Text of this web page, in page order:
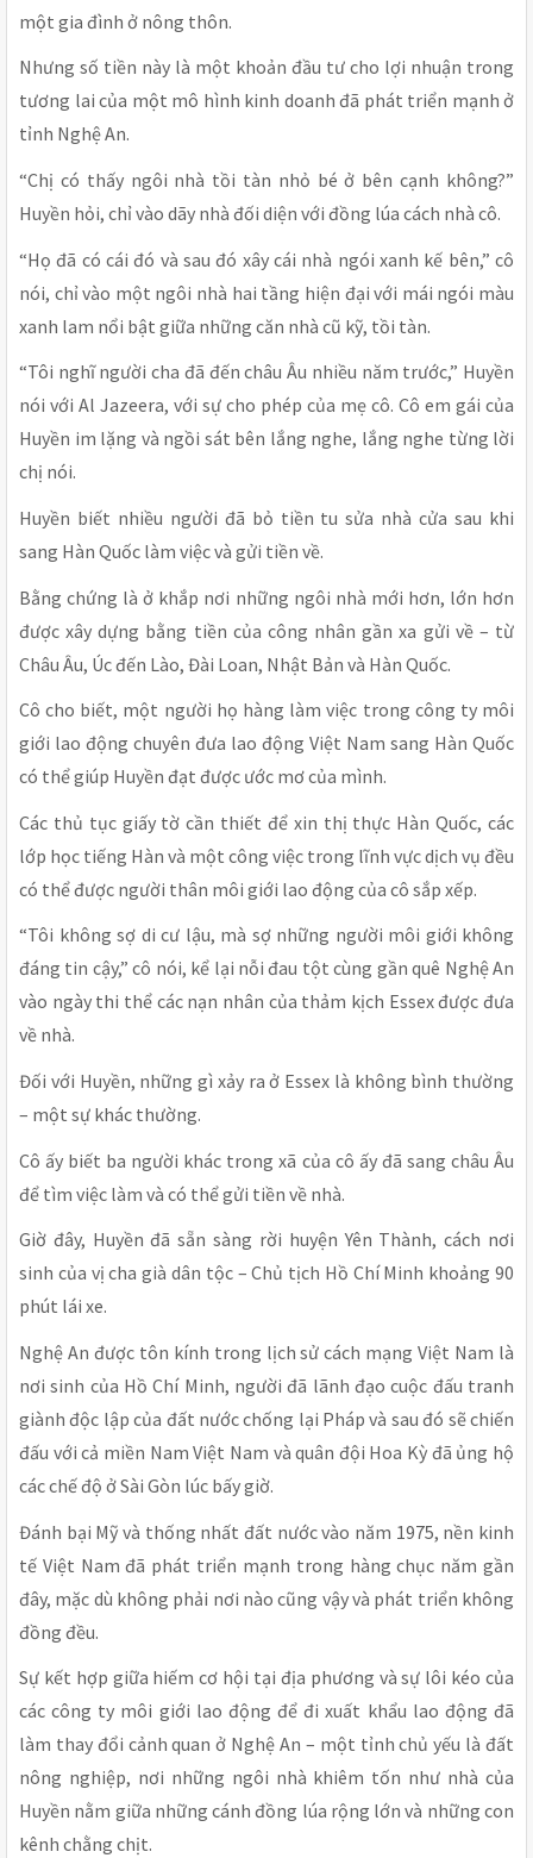
một gia đình ở nông thôn.
Nhưng số tiền này là một khoản đầu tư cho lợi nhuận trong
tương lai của một mô hình kinh doanh đã phát triển mạnh ở
tỉnh Nghệ An.
“Chị có thấy ngôi nhà tồi tàn nhỏ bé ở bên cạnh không?”
Huyền hỏi, chỉ vào dãy nhà đối diện với đồng lúa cách nhà cô.
“Họ đã có cái đó và sau đó xây cái nhà ngói xanh kế bên,” cô
nói, chỉ vào một ngôi nhà hai tầng hiện đại với mái ngói màu
xanh lam nổi bật giữa những căn nhà cũ kỹ, tồi tàn.
“Tôi nghĩ người cha đã đến châu Âu nhiều năm trước,” Huyền
nói với Al Jazeera, với sự cho phép của mẹ cô. Cô em gái của
Huyền im lặng và ngồi sát bên lắng nghe, lắng nghe từng lời
chị nói.
Huyền biết nhiều người đã bỏ tiền tu sửa nhà cửa sau khi
sang Hàn Quốc làm việc và gửi tiền về.
Bằng chứng là ở khắp nơi những ngôi nhà mới hơn, lớn hơn
được xây dựng bằng tiền của công nhân gần xa gửi về – từ
Châu Âu, Úc đến Lào, Đài Loan, Nhật Bản và Hàn Quốc.
Cô cho biết, một người họ hàng làm việc trong công ty môi
giới lao động chuyên đưa lao động Việt Nam sang Hàn Quốc
có thể giúp Huyền đạt được ước mơ của mình.
Các thủ tục giấy tờ cần thiết để xin thị thực Hàn Quốc, các
lớp học tiếng Hàn và một công việc trong lĩnh vực dịch vụ đều
có thể được người thân môi giới lao động của cô sắp xếp.
“Tôi không sợ di cư lậu, mà sợ những người môi giới không
đáng tin cậy,” cô nói, kể lại nỗi đau tột cùng gần quê Nghệ An
vào ngày thi thể các nạn nhân của thảm kịch Essex được đưa
về nhà.
Đối với Huyền, những gì xảy ra ở Essex là không bình thường
– một sự khác thường.
Cô ấy biết ba người khác trong xã của cô ấy đã sang châu Âu
để tìm việc làm và có thể gửi tiền về nhà.
Giờ đây, Huyền đã sẵn sàng rời huyện Yên Thành, cách nơi
sinh của vị cha già dân tộc – Chủ tịch Hồ Chí Minh khoảng 90
phút lái xe.
Nghệ An được tôn kính trong lịch sử cách mạng Việt Nam là
nơi sinh của Hồ Chí Minh, người đã lãnh đạo cuộc đấu tranh
giành độc lập của đất nước chống lại Pháp và sau đó sẽ chiến
đấu với cả miền Nam Việt Nam và quân đội Hoa Kỳ đã ủng hộ
các chế độ ở Sài Gòn lúc bấy giờ.
Đánh bại Mỹ và thống nhất đất nước vào năm 1975, nền kinh
tế Việt Nam đã phát triển mạnh trong hàng chục năm gần
đây, mặc dù không phải nơi nào cũng vậy và phát triển không
đồng đều.
Sự kết hợp giữa hiếm cơ hội tại địa phương và sự lôi kéo của
các công ty môi giới lao động để đi xuất khẩu lao động đã
làm thay đổi cảnh quan ở Nghệ An – một tỉnh chủ yếu là đất
nông nghiệp, nơi những ngôi nhà khiêm tốn như nhà của
Huyền nằm giữa những cánh đồng lúa rộng lớn và những con
kênh chằng chịt.